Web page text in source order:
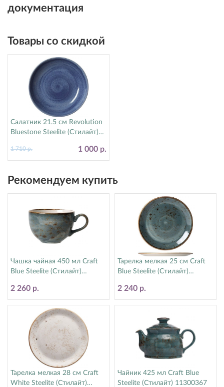
документация
Товары со скидкой
Салатник 21.5 см Revolution
Bluestone Steelite (Стилайт)
1 000 р.
1 710 р.
Рекомендуем купить
Чашка чайная 450 мл Craft
Blue Steelite (Стилайт)
2 260 р.
Тарелка мелкая 25 см Craft
Blue Steelite (Стилайт)
2 240 р.
Тарелка мелкая 28 см Craft
White Steelite (Стилайт)
Чайник 425 мл Craft Blue
Steelite (Стилайт) 11300367